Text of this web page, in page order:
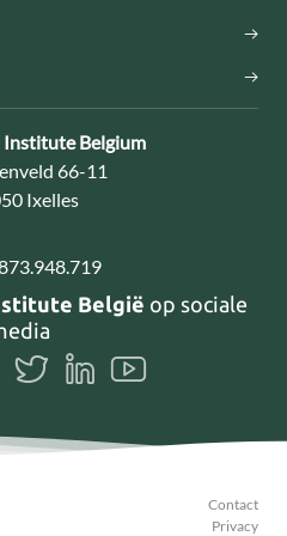
Institute Belgium
66-11
Ixelles
België op sociale
Volg
ons
Volg
ons
Volg
ons
Contact
Privacy